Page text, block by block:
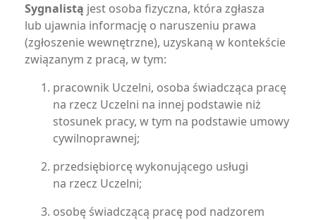
Sygnalistą jest osoba fizyczna, która zgłasza
lub ujawnia informację o naruszeniu prawa
(zgłoszenie wewnętrzne), uzyskaną w kontekście
związanym z pracą, w tym:
pracownik Uczelni, osoba świadcząca pracę
na rzecz Uczelni na innej podstawie niż
stosunek pracy, w tym na podstawie umowy
cywilnoprawnej;
przedsiębiorcę wykonującego usługi
na rzecz Uczelni;
osobę świadczącą pracę pod nadzorem